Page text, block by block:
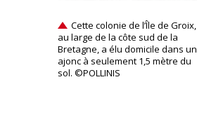
Cette colonie de l’Île de Groix,
au large de la côte sud de la
Bretagne, a élu domicile dans un
ajonc à seulement 1,5 mètre du
sol. ©POLLINIS